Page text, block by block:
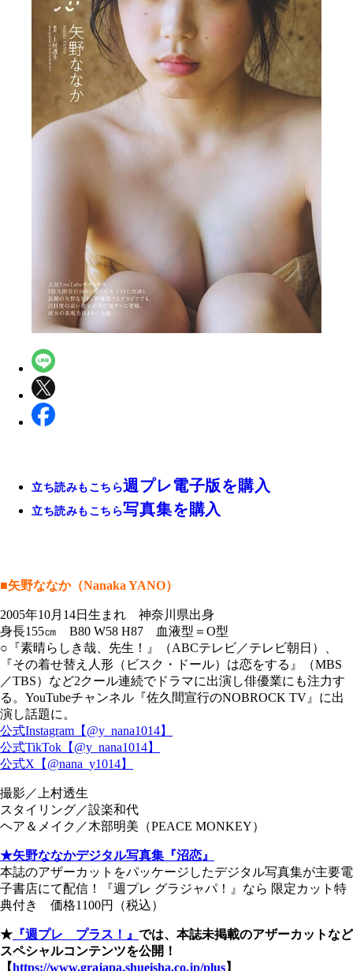
立ち読みもこちら週プレ電子版を購入
立ち読みもこちら写真集を購入
■矢野ななか（Nanaka YANO）
2005年10月14日生まれ 神奈川県出身
身長155㎝ B80 W58 H87 血液型＝O型
○『素晴らしき哉、先生！』（ABCテレビ／テレビ朝日）、
『その着せ替え人形（ビスク・ドール）は恋をする』（MBS
／TBS）など2クール連続でドラマに出演し俳優業にも注力す
る。YouTubeチャンネル『佐久間宣行のNOBROCK TV』に出
演し話題に。
公式Instagram【@y_nana1014】
公式TikTok【@y_nana1014】
公式X【@nana_y1014】
撮影／上村透生
スタイリング／設楽和代
ヘア＆メイク／木部明美（PEACE MONKEY）
★矢野ななかデジタル写真集『沼恋』
本誌のアザーカットをパッケージしたデジタル写真集が主要電
子書店にて配信！『週プレ グラジャパ！』なら 限定カット特
典付き 価格1100円（税込）
★ 『週プレ プラス！』 では、本誌未掲載のアザーカットなど
スペシャルコンテンツを公開！
【https://www.grajapa.shueisha.co.jp/plus】